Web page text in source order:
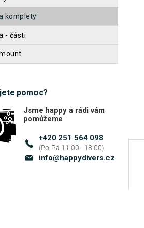
komplety
- části
pomoc?
Jsme happy a rádi vám
pomůžeme
+420 251 564 098
info@ happydivers.cz